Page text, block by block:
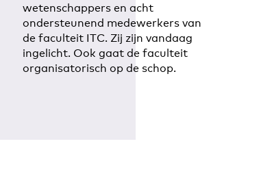
wetenschappers en acht
ondersteunend medewerkers van
de faculteit ITC. Zij zijn vandaag
ingelicht. Ook gaat de faculteit
organisatorisch op de schop.